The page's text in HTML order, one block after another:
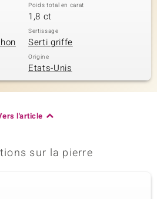
Poids total en carat
1,8 ct
Sertissage
Serti griffe
Origine
Etats-Unis
l'article
sur la pierre